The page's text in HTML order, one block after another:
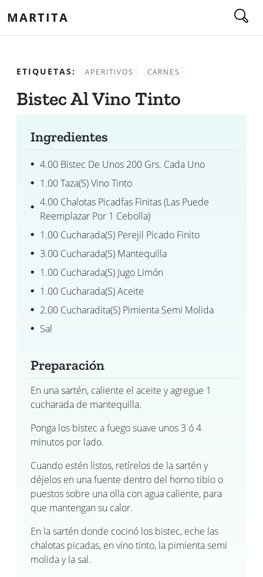
MARTITA
ETIQUETAS: APERITIVOS CARNES
Bistec Al Vino Tinto
Ingredientes
4.00 Bistec De Unos 200 Grs. Cada Uno
1.00 Taza(s) Vino Tinto
4.00 Chalotas Picadfas Finitas (las Puede
Reemplazar Por 1 Cebolla)
1.00 Cucharada(s) Perejil Picado Finito
3.00 Cucharada(s) Mantequilla
1.00 Cucharada(s) Jugo Limón
1.00 Cucharada(s) Aceite
2.00 Cucharadita(s) Pimienta Semi Molida
Sal
Preparación
En una sartén, caliente el aceite y agregue 1
cucharada de mantequilla.
Ponga los bistec a fuego suave unos 3 ó 4
minutos por lado.
Cuando estén listos, retírelos de la sartén y
déjelos en una fuente dentro del horno tibio o
puestos sobre una olla con agua caliente, para
que mantengan su calor.
En la sartén donde cocinó los bistec, eche las
chalotas picadas, en vino tinto, la pimienta semi
molida y la sal.